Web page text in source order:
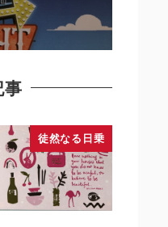
事
徒然なる日乗